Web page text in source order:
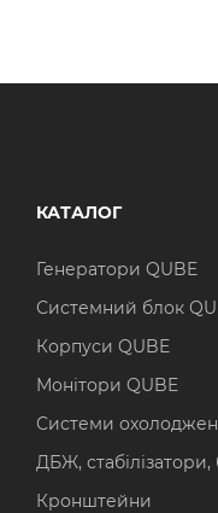
КАТАЛОГ
Генератори QUBE
Системний блок
Корпуси QUBE
Монітори QUBE
Системи
ДБЖ, стабілізатори,
Кронштейни